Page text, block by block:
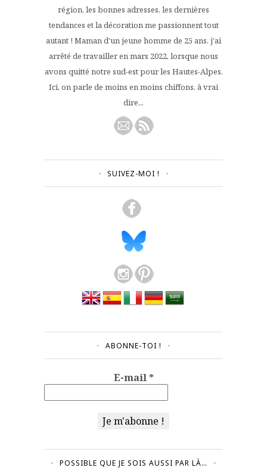
région, les bonnes adresses, les dernières
tendances et la décoration me passionnent tout
autant ! Maman d'un jeune homme de 25 ans, j'ai
arrêté de travailler en mars 2022, lorsque nous
avons quitté notre sud-est pour les Hautes-Alpes.
Ici, on parle de moins en moins chiffons, à vrai
dire...
SUIVEZ-MOI !
ABONNE-TOI !
E-mail*
POSSIBLE QUE JE SOIS AUSSI PAR LÀ…